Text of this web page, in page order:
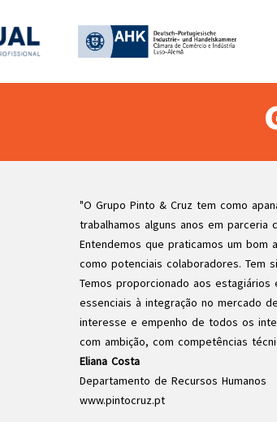
"O Grupo Pinto & Cruz tem como
trabalhamos alguns anos em parceria
Entendemos que praticamos um
como potenciais colaboradores. Tem
Temos proporcionado aos estagiários
essenciais à integração no mercado
interesse e empenho de todos os
com ambição, com competências
Eliana Costa
Departamento de Recursos Humanos
www.pintocruz.pt